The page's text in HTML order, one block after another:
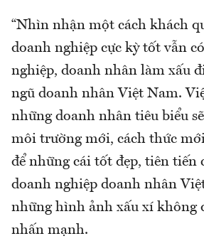
“Nhìn nhận một cách khách
doanh nghiệp cực kỳ tốt vẫn
nghiệp, doanh nhân làm xấu
ngũ doanh nhân Việt Nam.
những doanh nhân tiêu biểu
môi trường mới, cách thức
để những cái tốt đẹp, tiên tiến
doanh nghiệp doanh nhân
những hình ảnh xấu xí không
nhấn mạnh.